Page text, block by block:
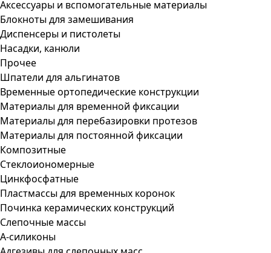
Аксессуары и вспомогательные материалы
Блокноты для замешивания
Диспенсеры и пистолеты
Насадки, канюли
Прочее
Шпатели для альгинатов
Временные ортопедические конструкции
Материалы для временной фиксации
Материалы для перебазировки протезов
Материалы для постоянной фиксации
Композитные
Стеклоиономерные
Цинкфосфатные
Пластмассы для временных коронок
Починка керамических конструкций
Слепочные массы
А-силиконы